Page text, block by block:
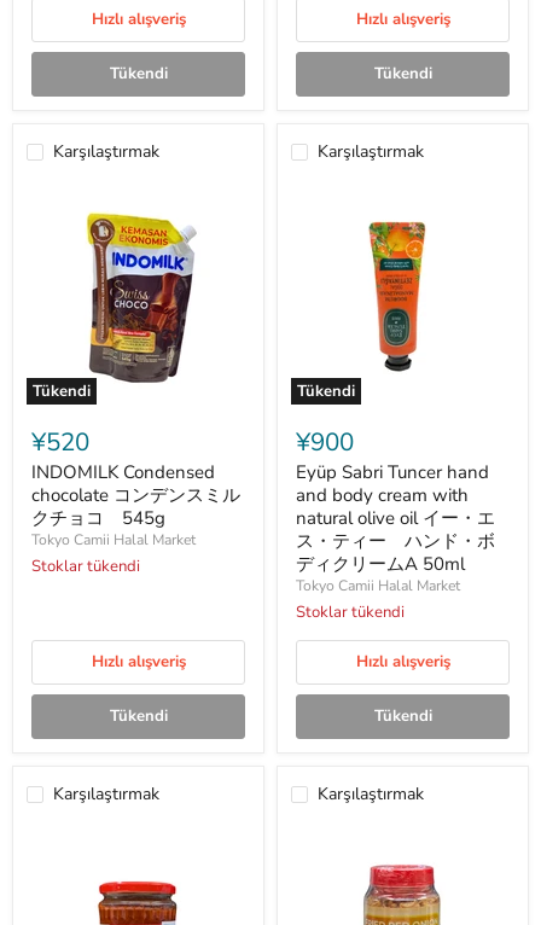
Hızlı alışveriş
Tükendi
Hızlı alışveriş
Tükendi
Karşılaştırmak
Tükendi
Condensed
chocolate
コ
ン
デ
ン
ス
ミ
ョ
545g
¥520
INDOMILK Condensed
chocolate コンデンスミル
クチョコ 545g
Tokyo Camii Halal Market
Stoklar tükendi
Hızlı alışveriş
Tükendi
Karşılaştırmak
Tükendi
Sabri
Tuncer
hand
and
body
cream
with
natural
olive
oil
ー・
ス・
テ
ー
ド・
¥900
Eyüp Sabri Tuncer hand
and body cream with
natural olive oil イー・エ
ス・ティー ハンド・ボ
ディクリームA 50ml
Tokyo Camii Halal Market
Stoklar tükendi
Hızlı alışveriş
Tükendi
Karşılaştırmak Karşılaştırmak